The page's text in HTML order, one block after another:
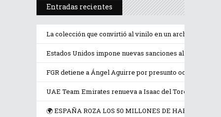
Entradas recientes
La colección que convirtió al vinilo en un archivo de la
Estados Unidos impone nuevas sanciones al ministro
FGR detiene a Ángel Aguirre por presunto
UAE Team Emirates renueva a Isaac del Toro hasta 2031
🌍 ESPAÑA ROZA LOS 50 MILLONES DE